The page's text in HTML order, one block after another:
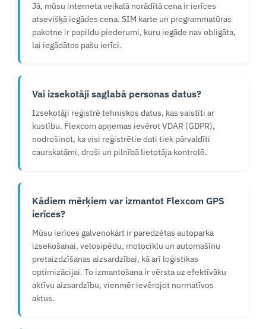
Jā, mūsu interneta veikalā norādītā cena ir ierīces
atsevišķā iegādes cena. SIM karte un programmatūras
pakotne ir papildu piederumi, kuru iegāde nav obligāta,
lai iegādātos pašu ierīci.
Vai izsekotāji saglabā personas datus?
Izsekotāji reģistrē tehniskos datus, kas saistīti ar
kustību. Flexcom apņemas ievērot VDAR (GDPR),
nodrošinot, ka visi reģistrētie dati tiek pārvaldīti
caurskatāmi, droši un pilnībā lietotāja kontrolē.
Kādiem mērķiem var izmantot Flexcom GPS
ierīces?
Mūsu ierīces galvenokārt ir paredzētas autoparka
izsekošanai, velosipēdu, motociklu un automašīnu
pretaizdzīšanas aizsardzībai, kā arī loģistikas
optimizācijai. To izmantošana ir vērsta uz efektīvāku
aktīvu aizsardzību, vienmēr ievērojot normatīvos
aktus.